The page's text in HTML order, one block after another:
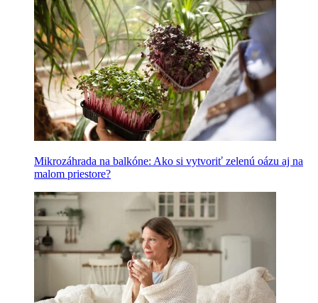
Mikrozáhrada na balkóne: Ako si vytvoriť zelenú oázu aj na
malom priestore?